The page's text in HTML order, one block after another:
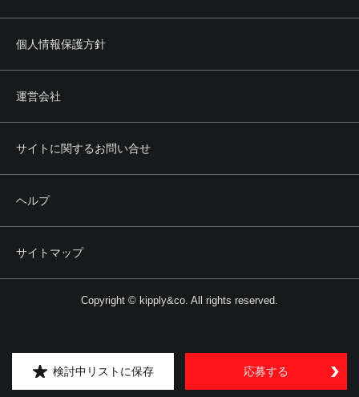
検討中リストに保存 応募する
個人情報保護方針
運営会社
サイトに関するお問い合せ
ヘルプ
サイトマップ
Copyright © kipply&co. All rights reserved.